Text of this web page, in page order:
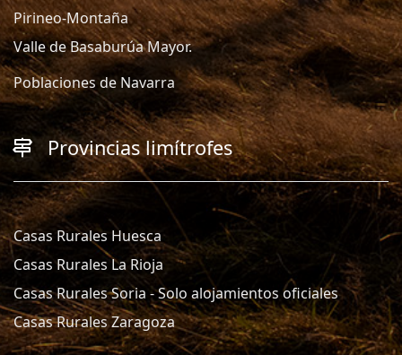
Pirineo-Montaña
Valle de Basaburúa Mayor.
Poblaciones de Navarra
Provincias limítrofes
Casas Rurales Huesca
Casas Rurales La Rioja
Casas Rurales Soria - Solo alojamientos oficiales
Casas Rurales Zaragoza